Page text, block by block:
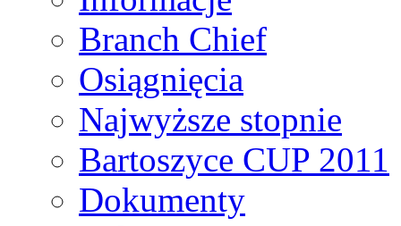
Branch Chief
Osiągnięcia
Najwyższe stopnie
Bartoszyce CUP 2011
Dokumenty